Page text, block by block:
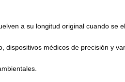
a su longitud original cuando se
dispositivos médicos de precisión y